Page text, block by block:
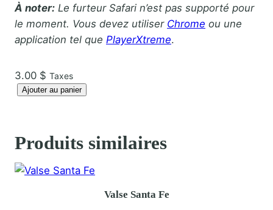
À noter: Le furteur Safari n’est pas supporté pour
le moment. Vous devez utiliser Chrome ou une
application tel que PlayerXtreme.
3.00 $ Taxes
n
i
Ajouter au panier
Produits similaires
Valse Santa Fe